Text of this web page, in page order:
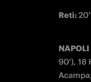
Reti: 20'
NAPOLI
90'), 18